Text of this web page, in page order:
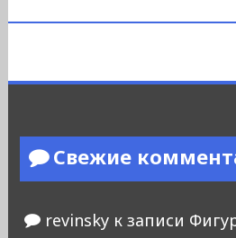
Свежие
revinskyк записи